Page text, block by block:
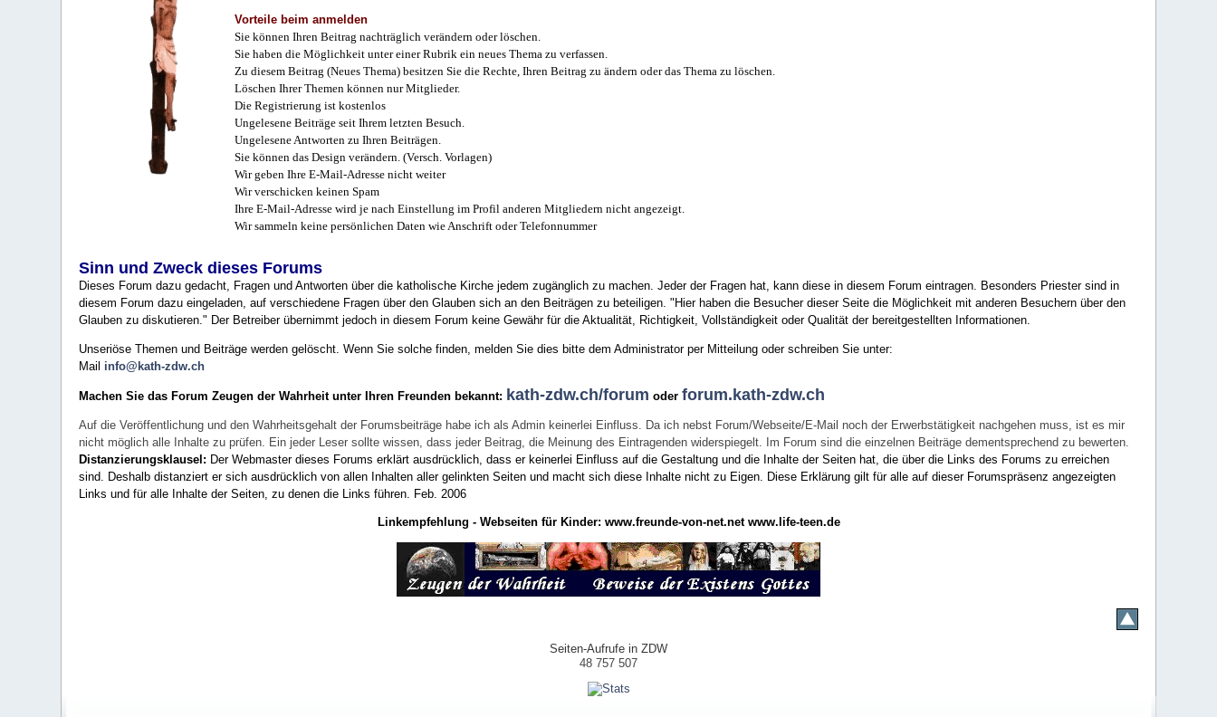
Vorteile beim anmelden
Sie können Ihren Beitrag nachträglich verändern oder löschen.
Sie haben die Möglichkeit unter einer Rubrik ein neues Thema zu verfassen.
Zu diesem Beitrag (Neues Thema) besitzen Sie die Rechte, Ihren Beitrag zu ändern oder das Thema zu löschen.
Löschen Ihrer Themen können nur Mitglieder.
Die Registrierung ist kostenlos
Ungelesene Beiträge seit Ihrem letzten Besuch.
Ungelesene Antworten zu Ihren Beiträgen.
Sie können das Design verändern. (Versch. Vorlagen)
Wir geben Ihre E-Mail-Adresse nicht weiter
Wir verschicken keinen Spam
Ihre E-Mail-Adresse wird je nach Einstellung im Profil anderen Mitgliedern nicht angezeigt.
Wir sammeln keine persönlichen Daten wie Anschrift oder Telefonnummer
Sinn und Zweck dieses Forums
Dieses Forum dazu gedacht, Fragen und Antworten über die katholische Kirche jedem zugänglich zu machen. Jeder der Fragen hat, kann diese in diesem Forum eintragen. Besonders Priester sind in
diesem Forum dazu eingeladen, auf verschiedene Fragen über den Glauben sich an den Beiträgen zu beteiligen. "Hier haben die Besucher dieser Seite die Möglichkeit mit anderen Besuchern über den
Glauben zu diskutieren." Der Betreiber übernimmt jedoch in diesem Forum keine Gewähr für die Aktualität, Richtigkeit, Vollständigkeit oder Qualität der bereitgestellten Informationen.
Unseriöse Themen und Beiträge werden gelöscht. Wenn Sie solche finden, melden Sie dies bitte dem Administrator per Mitteilung oder schreiben Sie unter:
Mail info@kath-zdw.ch
Machen Sie das Forum Zeugen der Wahrheit unter Ihren Freunden bekannt: kath-zdw.ch/forum oderforum.kath-zdw.ch
Auf die Veröffentlichung und den Wahrheitsgehalt der Forumsbeiträge habe ich als Admin keinerlei Einfluss. Da ich nebst Forum/Webseite/E-Mail noch der Erwerbstätigkeit nachgehen muss, ist es mir
nicht möglich alle Inhalte zu prüfen. Ein jeder Leser sollte wissen, dass jeder Beitrag, die Meinung des Eintragenden widerspiegelt. Im Forum sind die einzelnen Beiträge dementsprechend zu bewerten.
Distanzierungsklausel: Der Webmaster dieses Forums erklärt ausdrücklich, dass er keinerlei Einfluss auf die Gestaltung und die Inhalte der Seiten hat, die über die Links des Forums zu erreichen
sind. Deshalb distanziert er sich ausdrücklich von allen Inhalten aller gelinkten Seiten und macht sich diese Inhalte nicht zu Eigen. Diese Erklärung gilt für alle auf dieser Forumspräsenz angezeigten
Links und für alle Inhalte der Seiten, zu denen die Links führen. Feb. 2006
Linkempfehlung - Webseiten für Kinder: www.freunde-von-net.net www.life-teen.de
Seiten-Aufrufe in ZDW
48 757 507